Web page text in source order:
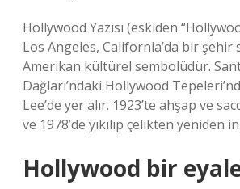
Hollywood Yazısı (eskiden
Los Angeles, California’da bir şehir
Amerikan kültürel sembolüdür.
Dağları’ndaki Hollywood
Lee’de yer alır. 1923’te ahşap ve
ve 1978’de yıkılıp çelikten yeniden
Hollywood bir